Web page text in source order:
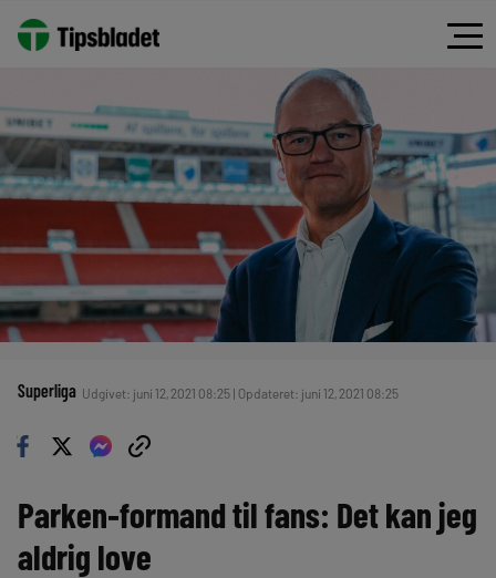
Superliga Udgivet: juni 12, 2021 08:25 | Opdateret: juni 12, 2021 08:25
Parken-formand til fans: Det kan jeg
aldrig love